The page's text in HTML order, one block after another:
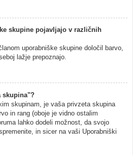
skupine pojavljajo v različnih
uporabniške skupine določil barvo,
lažje prepoznajo.
skupina"?
skupinam, je vaša privzeta skupina
in rang (oboje je vidno ostalim
lahko dodeli možnost, da svojo
in sicer na vaši Uporabniški